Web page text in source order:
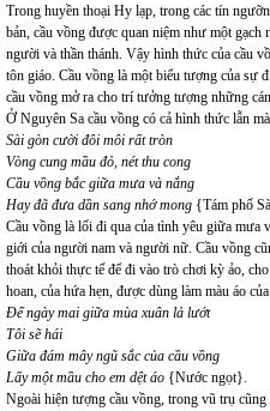
Trong huyền thoại Hy lạp, trong các tín
bản, cầu vồng được quan niệm như một
người và thần thánh. Vậy hình thức của cầu
tôn giáo. Cầu vồng là một biểu tượng của sự
cầu vồng mở ra cho trí tưởng tượng những
Ở Nguyên Sa cầu vồng có cả hình thức lẫn
Sài gòn cười đôi môi rất tròn
Vòng cung mầu đỏ, nét thu cong
Cầu vồng bắc giữa mưa và nắng
Hay đã đưa dần sang nhớ mong {Tám phố
Cầu vồng là lối đi qua của tình yêu giữa mưa
giới của người nam và người nữ. Cầu vồng
thoát khỏi thực tế để đi vào trò chơi kỳ ảo,
hoan, của hứa hẹn, được dùng làm màu áo
Để ngày mai giữa mùa xuân lả lướt
Tôi sẽ hái
Giữa đám mây ngũ sắc của cầu vồng
Lấy một mầu cho em dệt áo {Nước ngọt}.
Ngoài hiện tượng cầu vồng, trong vũ trụ